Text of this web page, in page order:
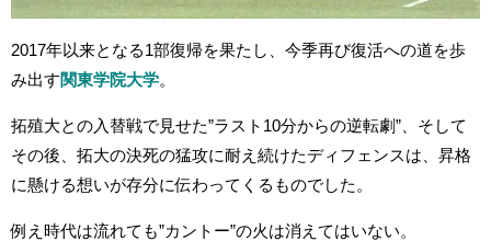
2017年以来となる1部復帰を果たし、今季再び復活への道を歩
み出す 関東学院大学。
拓殖大との入替戦で見せた”ラスト10分からの逆転劇”、そして
その後、拓大の決死の猛攻に耐え続けたディフェンスは、昇格
に懸ける想いが存分に伝わってくるものでした。
例え時代は流れても”カントー”の火は消えてはいない。